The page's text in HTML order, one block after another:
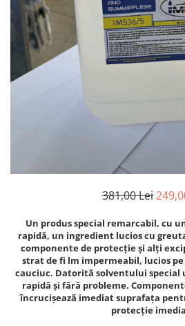
Cutii pentru scule
Dulapuri echipate
Dulapuri pentru scule
Module scule
Tig-Wig
Pompe si Cilindri Hidraulici
Prese pentru arcuri
Redresoare,Roboti Pornire,Cabluri
Curent
381,00 Lei
Un produs special remarcabil, cu
rapidă, un ingredient lucios cu
componente de protecție și alți
strat de fi lm impermeabil, lucios
cauciuc. Datorită solventului special
rapidă și fără probleme.
încrucișează imediat suprafața
protecție